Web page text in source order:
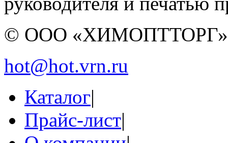
© ООО
hot@hot.vrn.ru
Каталог|
Прайс-лист|